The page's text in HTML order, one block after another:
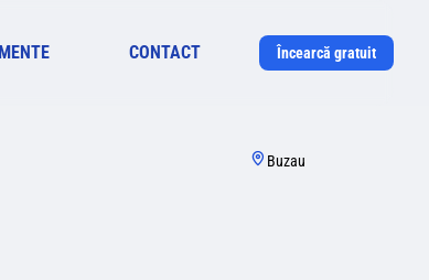
CONTACT Încearcă gratuit
Buzau